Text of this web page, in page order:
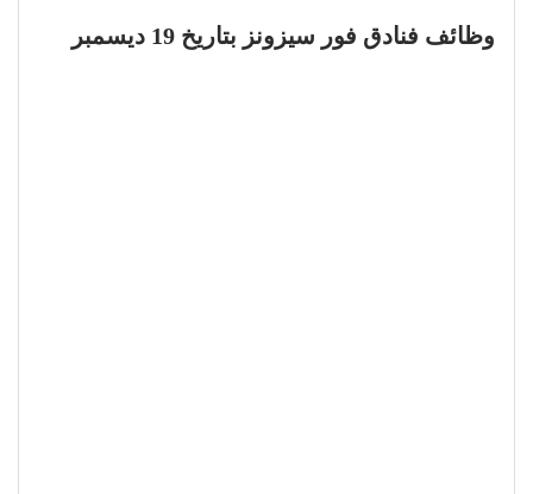
وظائف فنادق فور سيزونز بتاريخ 19 ديسمبر